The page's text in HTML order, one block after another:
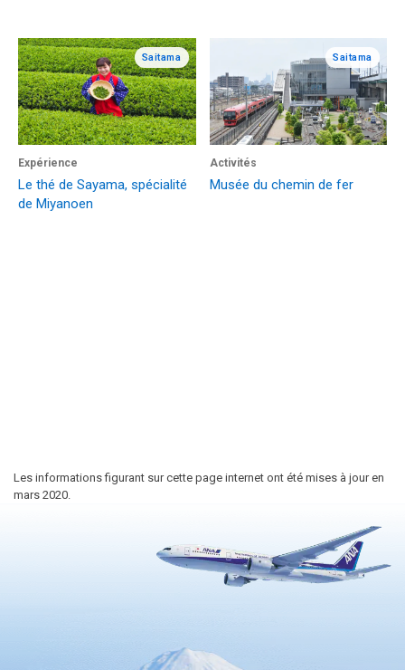
Saitama
Expérience
Le thé de Sayama, spécialité
de Miyanoen
Saitama
Activités
Musée du chemin de fer
Les informations figurant sur cette page internet ont été mises à jour en
mars 2020.